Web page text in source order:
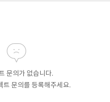
문의가 없습니다.
트 문의를 등록해주세요.